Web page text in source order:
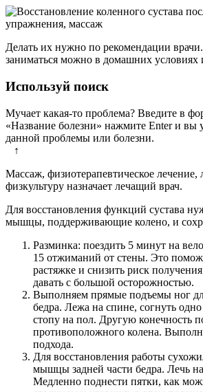
Делать их нужно по рекомендации
заниматься можно в домашних условиях
Используй поиск
Мучает какая-то проблема? Введите в
«Название болезни» нажмите Enter и вы
данной проблемы или болезни.
↑
Массаж, физиотерапевтическое лечение,
физкультуру назначает лечащий врач.
Для восстановления функций сустава
мышцы, поддерживающие колено, и
Разминка: поездить 5 минут на
15 отжиманий от стены. Это
растяжке и снизить риск
давать с большой осторожностью.
Выполняем прямые подъемы ног
бедра. Лежа на спине, согнуть
стопу на пол. Другую конечность
противоположного колена.
подхода.
Для восстановления работы
мышцы задней части бедра. Лечь
Медленно поднести пятки, как